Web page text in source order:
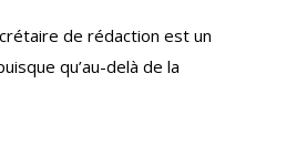
de rédaction est un
qu’au-delà de la